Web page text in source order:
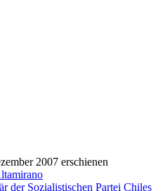
2007 erschienen
der Sozialistischen Partei Chiles